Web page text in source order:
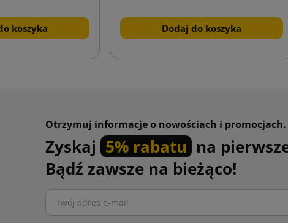
koszyka Dodaj do koszyka
Otrzymuj informacje o nowościach i promocjach.
Zyskaj 5% rabatu na
Bądź zawsze na bieżąco!